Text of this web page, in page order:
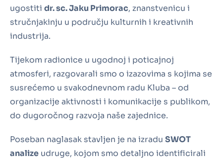
ugostiti dr. sc. Jaku Primorac, znanstvenicu i
stručnjakinju u području kulturnih i kreativnih
industrija.
Tijekom radionice u ugodnoj i poticajnoj
atmosferi, razgovarali smo o izazovima s kojima se
susrećemo u svakodnevnom radu Kluba – od
organizacije aktivnosti i komunikacije s publikom,
do dugoročnog razvoja naše zajednice.
Poseban naglasak stavljen je na izradu SWOT
analize udruge, kojom smo detaljno identificirali